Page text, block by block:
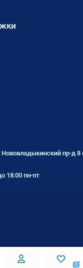
пр-д 8
18:00 пн-пт
0